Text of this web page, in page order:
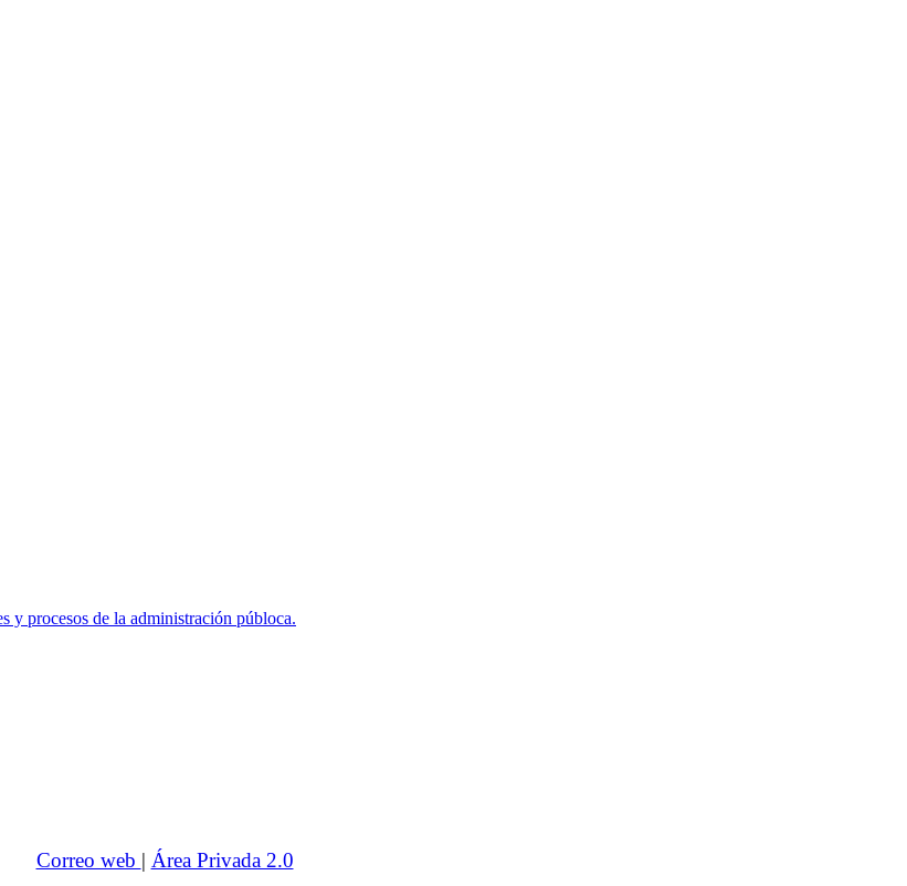
procesos de la administración públoca.
Correo web | Área Privada 2.0